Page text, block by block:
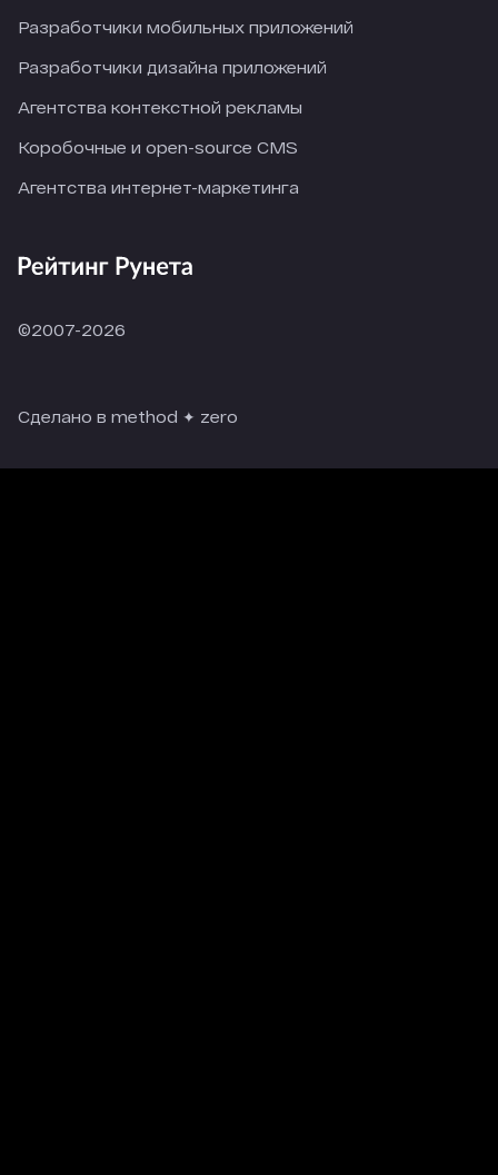
Разработчики мобильных приложений
Разработчики дизайна приложений
Агентства контекстной рекламы
Коробочные и open-source CMS
Агентства интернет-маркетинга
©2007-2026
Сделано в method ✦ zero